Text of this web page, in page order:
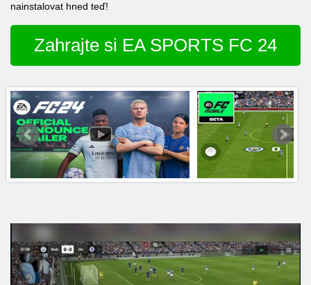
nainstalovat hned teď!
Zahrajte si EA SPORTS FC 24